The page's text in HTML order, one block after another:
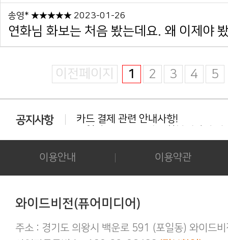
송영* ★★★★★ 2023-01-26
연화님 화보는 처음 봤는데요. 왜 이제야
이전페이지 1 2 3 4 5
동일상품 중복 구매는 환불대상이 아
카드결제 결제 중 '세션만료' 문구 노
후기 작성시 화보의 사진을 공개하시
아이폰/아이패드 등 애플기기 화보집
결제후 다운로드 가능기간은 3일간
간편하게 결제하기!
구매 후 후기작성 방법!
이용안내 이용약관
와이드비전(퓨어미디어)
주소 : 경기도 의왕시 백운로 591 (포일동) 와이드비